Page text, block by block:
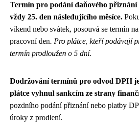
Termín pro podání daňového přiznání
vždy 25. den následujícího měsíce.
víkend nebo svátek, posouvá se termín
pracovní den. Pro plátce, kteří podávají
termín prodloužen o 5 dní.
Dodržování termínů pro odvod DPH
plátce vyhnul sankcím ze strany
pozdního podání přiznání nebo platby
úroky z prodlení.